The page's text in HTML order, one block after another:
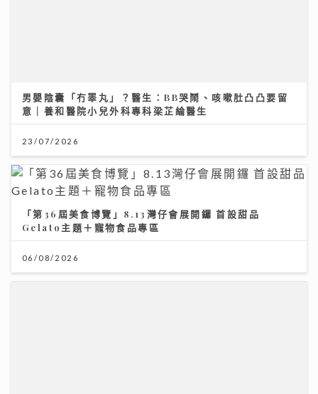
男嬰陰囊「冇睪丸」？醫生：BB哭鬧、咳嗽肚凸凸要留
意｜養和醫院小兒外科專科梁芷綸醫生
23/07/2026
「第36屆美食博覽」8.13灣仔會展開鑼 首設甜品
Gelato主題＋寵物食品專區
06/08/2026